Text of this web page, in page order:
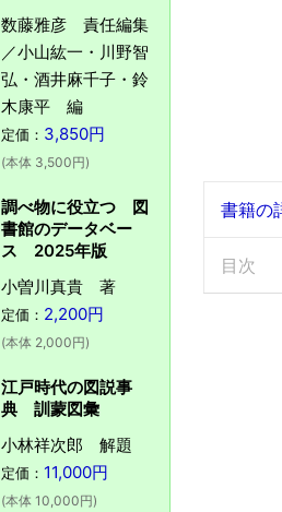
書籍の
目次
数藤雅彦 責任編集
／小山紘一・川野智
弘・酒井麻千子・鈴
木康平 編
定価： 3,850円
(本体 3,500円)
調べ物に役立つ 図
書館のデータベー
ス 2025年版
小曽川真貴 著
定価： 2,200円
(本体 2,000円)
江戸時代の図説事
典 訓蒙図彙
小林祥次郎 解題
定価： 11,000円
(本体 10,000円)